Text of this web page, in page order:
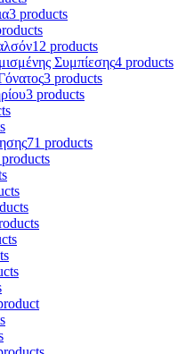
3 products
12 products
Συμπίεσης4 products
3 products
3 products
71 products